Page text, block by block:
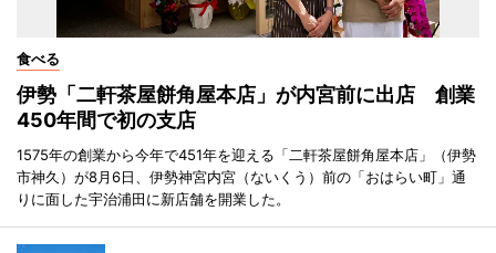
食べる
伊勢「二軒茶屋餅角屋本店」が内宮前に出店 創業
450年間で初の支店
1575年の創業から今年で451年を迎える「二軒茶屋餅角屋本店」（伊勢
市神久）が8月6日、伊勢神宮内宮（ないくう）前の「おはらい町」通
りに面した宇治浦田に新店舗を開業した。